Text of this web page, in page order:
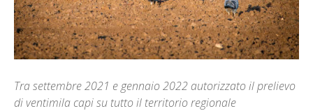
Tra settembre 2021 e gennaio 2022 autorizzato il prelievo
di ventimila capi su tutto il territorio regionale